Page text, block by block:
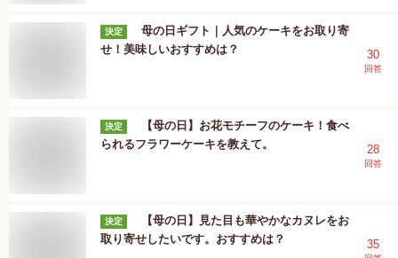
決定
母の日ギフト｜人気のケーキをお取り寄
せ！美味しいおすすめは？
30
回答
決定
【母の日】お花モチーフのケーキ！食べ
られるフラワーケーキを教えて。
28
回答
決定
【母の日】見た目も華やかなカヌレをお
取り寄せしたいです。おすすめは？
35